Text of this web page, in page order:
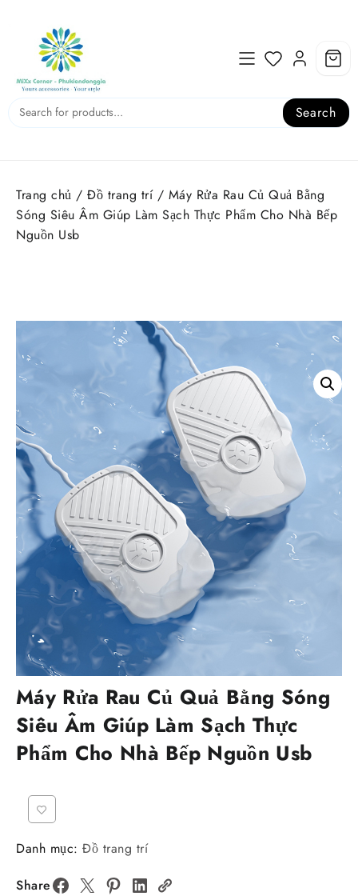
content
Search
Trang chủ / Đồ trang trí/ Máy Rửa Rau Củ Quả Bằng
Sóng Siêu Âm Giúp Làm Sạch Thực Phẩm Cho Nhà Bếp
Nguồn Usb
Máy Rửa Rau Củ Quả Bằng Sóng
Siêu Âm Giúp Làm Sạch Thực
Phẩm Cho Nhà Bếp Nguồn Usb
Danh mục: Đồ trang trí
Share